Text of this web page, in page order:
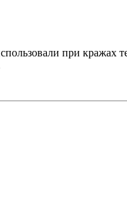
при кражах